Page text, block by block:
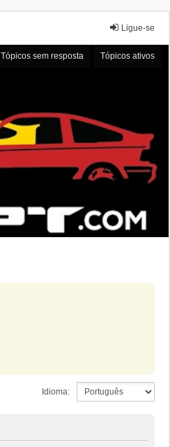
Ligue-se
Tópicos sem resposta Tópicos ativos
Idioma: